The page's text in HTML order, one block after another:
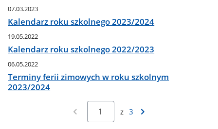
07.03.2023
Kalendarz roku szkolnego 2023/2024
19.05.2022
Kalendarz roku szkolnego 2022/2023
06.05.2022
Terminy ferii zimowych w roku szkolnym
2023/2024
z 3